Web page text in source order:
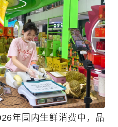
年国内生鲜消费中，品